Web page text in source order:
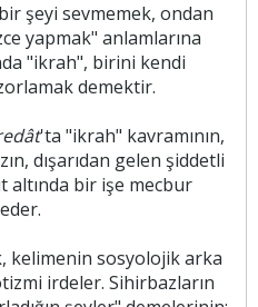
şeyi sevmemek, ondan
yapmak" anlamlarına
"ikrah", birini kendi
demektir.
'ta "ikrah" kavramının,
dışarıdan gelen şiddetli
altında bir işe mecbur
, kelimenin sosyolojik arka
irdeler. Sihirbazların